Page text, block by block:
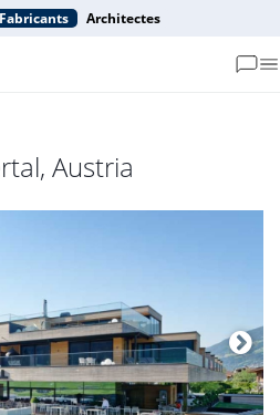
Fabricants Architectes
Austria